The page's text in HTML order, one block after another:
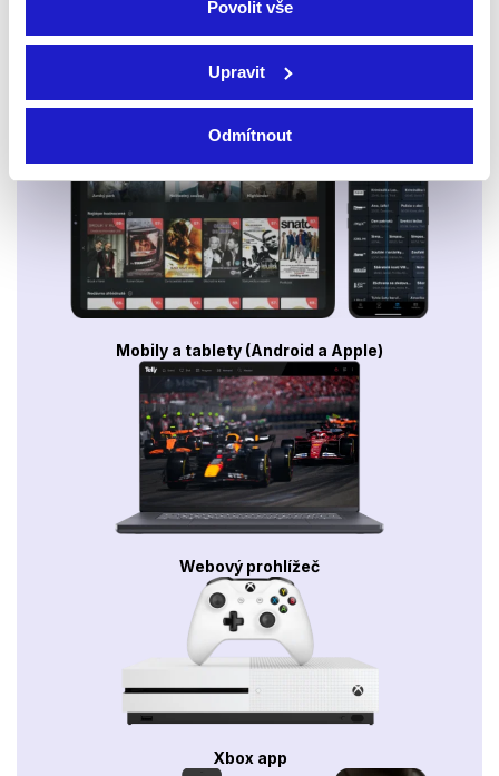
Povolit vše
Upravit
Odmítnout
Mobily a tablety (Android a Apple)
Webový prohlížeč
Xbox app